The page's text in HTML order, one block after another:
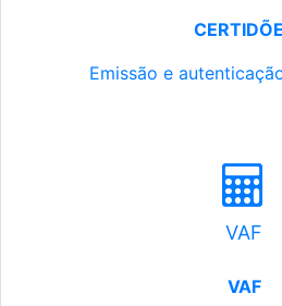
Emissão e
VAF
VAF